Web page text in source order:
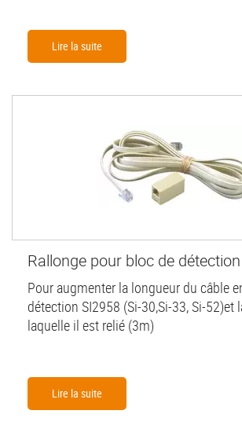
Lire la suite
Rallonge pour bloc de
Pour augmenter la longueur du câble
détection SI2958 (Si-30,Si-33, Si-52)et
laquelle il est relié (3m)
Lire la suite